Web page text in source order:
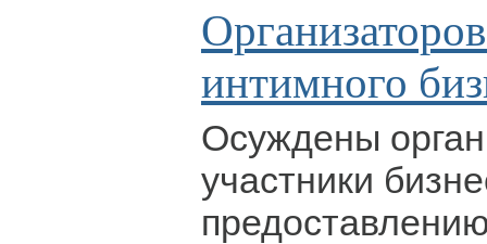
интимного
Осуждены
участники